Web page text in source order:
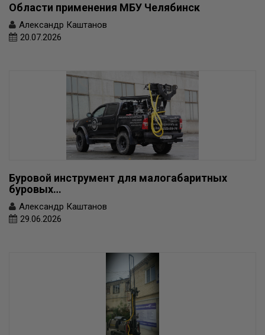
Области применения МБУ Челябинск
Александр Каштанов
20.07.2026
Буровой инструмент для малогабаритных
буровых…
Александр Каштанов
29.06.2026